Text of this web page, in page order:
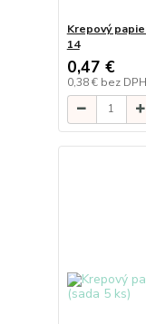
Krepový
14
0,47 €
0,38 € bez DPH